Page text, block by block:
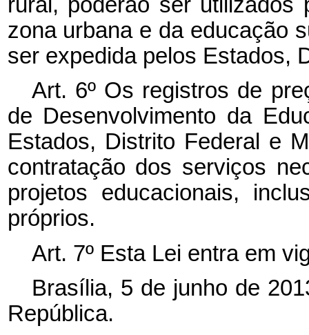
zona urbana e da educação
ser expedida pelos Estados,
Art. 6º Os registros de
de Desenvolvimento da
Estados, Distrito Federal e
contratação dos serviços
projetos educacionais,
próprios.
Art. 7º Esta Lei entra em
Brasília, 5 de junho de
República.